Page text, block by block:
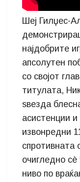
Шеј Гилџес-
најдобрите
апсолутен
со својот
титулата,
ѕвезда
асистенции и
извонредни
спротивната
очигледно
ниво по